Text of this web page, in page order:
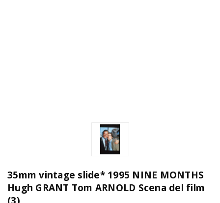
35mm vintage slide* 1995 NINE MONTHS
Hugh GRANT Tom ARNOLD Scena del film